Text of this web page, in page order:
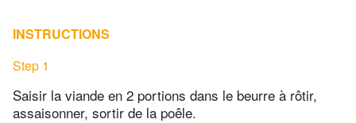
INSTRUCTIONS
Step 1
Saisir la viande en 2 portions dans le beurre à rôtir,
assaisonner, sortir de la poêle.